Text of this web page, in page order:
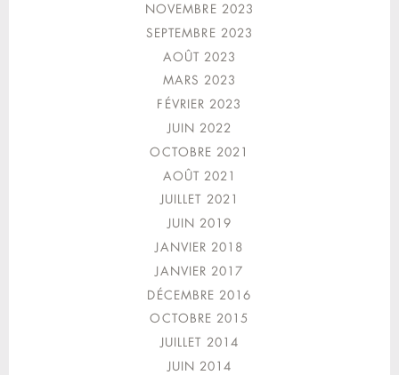
NOVEMBRE 2023
SEPTEMBRE 2023
AOÛT 2023
MARS 2023
FÉVRIER 2023
JUIN 2022
OCTOBRE 2021
AOÛT 2021
JUILLET 2021
JUIN 2019
JANVIER 2018
JANVIER 2017
DÉCEMBRE 2016
OCTOBRE 2015
JUILLET 2014
JUIN 2014